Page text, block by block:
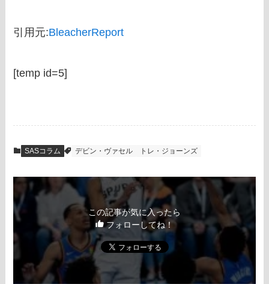
引用元:BleacherReport
[temp id=5]
SASコラム デビン・ヴァセル トレ・ジョーンズ
この記事が気に入ったら
フォローしてね！